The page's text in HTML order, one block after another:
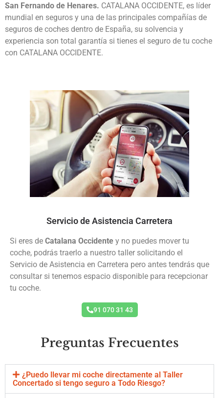
San Fernando de Henares. CATALANA OCCIDENTE, es líder
mundial en seguros y una de las principales compañías de
seguros de coches dentro de España, su solvencia y
experiencia son total garantía si tienes el seguro de tu coche
con CATALANA OCCIDENTE.
Servicio de Asistencia Carretera
Si eres de Catalana Occidente y no puedes mover tu
coche, podrás traerlo a nuestro taller solicitando el
Servicio de Asistencia en Carretera pero antes tendrás que
consultar si tenemos espacio disponible para recepcionar
tu coche.
91 070 31 43
Preguntas Frecuentes
¿Puedo llevar mi coche directamente al Taller
Concertado si tengo seguro a Todo Riesgo?